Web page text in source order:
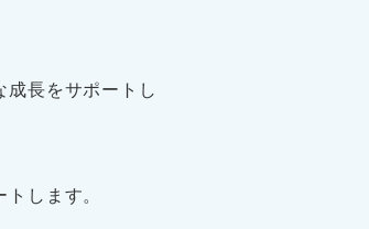
成長をサポートし
します。